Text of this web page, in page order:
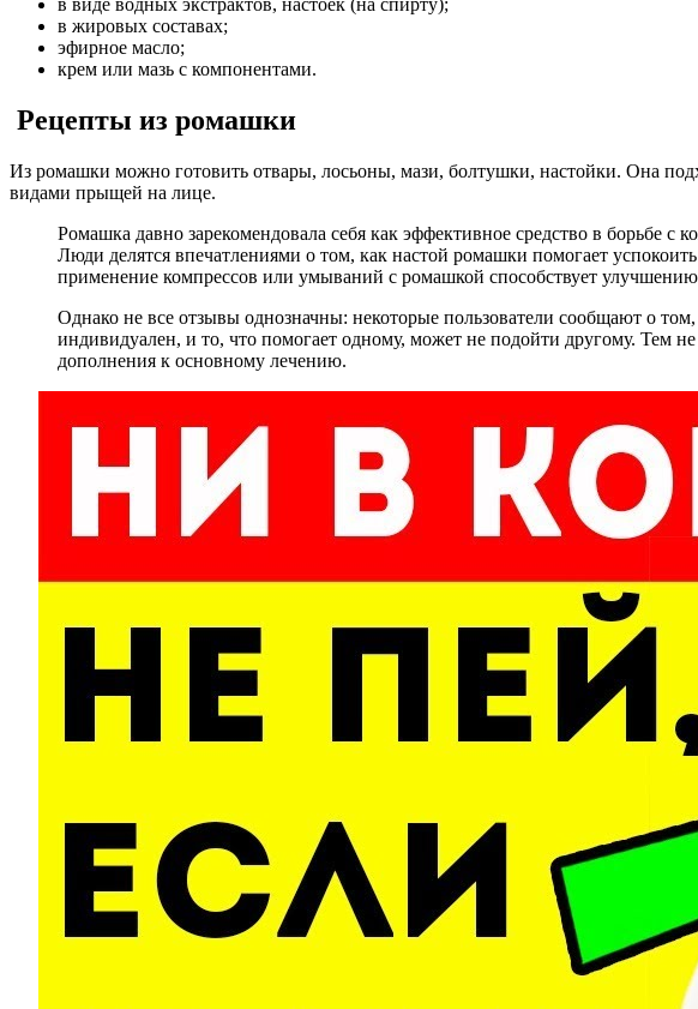
в виде водных экстрактов, настоек (на спирту);
в жировых составах;
эфирное масло;
крем или мазь с компонентами.
Рецепты из ромашки
Из ромашки можно готовить отвары, лосьоны, мази, болтушки, настойки. Она
видами прыщей на лице.
Ромашка давно зарекомендовала себя как эффективное средство в борьбе
Люди делятся впечатлениями о том, как настой ромашки помогает
применение компрессов или умываний с ромашкой способствует улучшению
Однако не все отзывы однозначны: некоторые пользователи сообщают о
индивидуален, и то, что помогает одному, может не подойти другому. Тем
дополнения к основному лечению.